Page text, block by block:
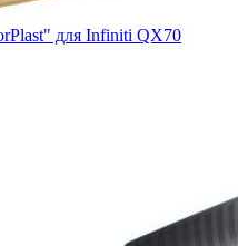
для Infiniti QX70